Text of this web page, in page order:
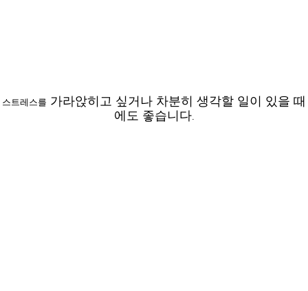
스트레스를 가라앉히고 싶거나 차분히 생각할 일이 있을 때
에도 좋습니다.